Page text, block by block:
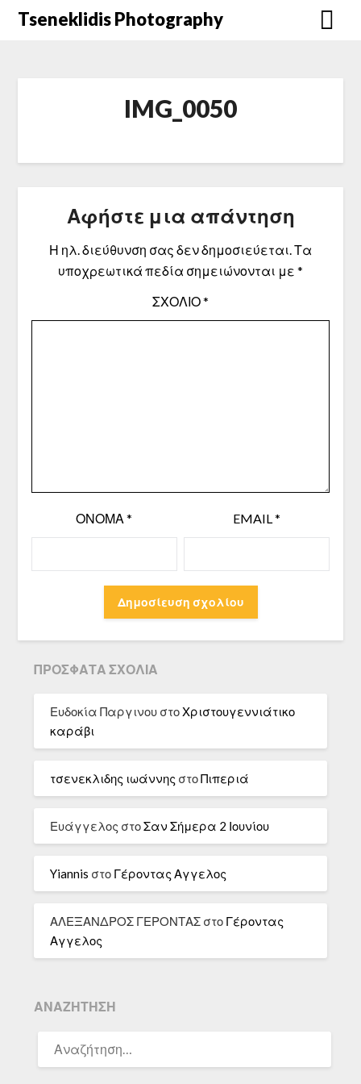
Μετάβαση
Tseneklidis Photography
IMG_0050
Αφήστε μια απάντηση
Η ηλ. διεύθυνση σας δεν δημοσιεύεται.Τα
υποχρεωτικά πεδία σημειώνονται με *
ΣΧΌΛΙΟ*
ΌΝΟΜΑ* EMAIL*
ΠΡΌΣΦΑΤΑ ΣΧΌΛΙΑ
Ευδοκία Παργινου στοΧριστουγεννιάτικο
καράβι
τσενεκλιδης ιωάννης στοΠιπεριά
Ευάγγελος στοΣαν Σήμερα 2 Ιουνίου
Yiannis στο Γέροντας Αγγελος
ΑΛΕΞΑΝΔΡΟΣ ΓΕΡΟΝΤΑΣ στο Γέροντας
Αγγελος
ΑΝΑΖΉΤΗΣΗ
ΓΙΑ: